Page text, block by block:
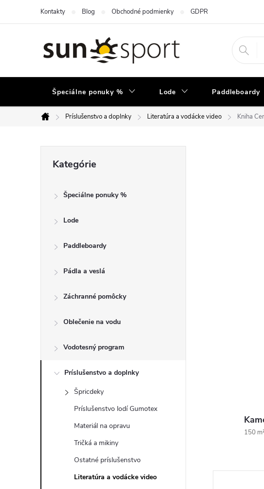
Kontakty Blog Obchodné podmienky GDPR
Špeciálne ponuky % Lode Paddleboardy
Domov
Príslušenstvo a doplnky Literatúra a vodácke video Kniha
kategórie
Kategórie
Špeciálne ponuky %
Lode
Paddleboardy
Pádla a veslá
Záchranné pomôcky
Oblečenie na vodu
Vodotesný program
Príslušenstvo a doplnky
Špricdeky
Príslušenstvo lodí Gumotex
Materiál na opravu
Tričká a mikiny
Ostatné príslušenstvo
Literatúra a vodácke video
150